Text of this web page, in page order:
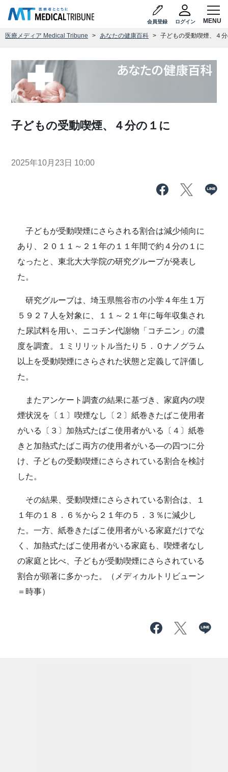
会員登録 ログイン
医療メディア Medical Tribune あなたの健康百科 子どもの受動喫煙、４
子どもの受動喫煙、４分の１に
2025年10月23日 10:00
子どもが受動喫煙にさらされる割合は減少傾向に
あり、２０１１～２１年の１１年間で約４分の１に
なったと、東北大大学院の研究グループが発表し
た。
研究グループは、埼玉県熊谷市の小学４年生１万
５９２７人を対象に、１１～２１年に毎年収集され
た尿試料を用い、ニコチン代謝物「コチニン」の濃
度を調査。１ミリリットル当たり５．０ナノグラム
以上を受動喫煙にさらされた状態と定義して評価し
た。
またアンケート調査の結果に基づき、家庭内の喫
煙状況を〔１〕喫煙なし〔２〕紙巻きたばこ使用者
がいる〔３〕加熱式たばこ使用者がいる〔４〕紙巻
きと加熱式たばこ両方の使用者がいる―の四つに分
け、子どもの受動喫煙にさらされている割合を検討
した。
その結果、受動喫煙にさらされている割合は、１
１年の１８．６％から２１年の５．３％に減少し
た。一方、紙巻きたばこ使用者がいる家庭だけでな
く、加熱式たばこ使用者がいる家庭も、喫煙者なし
の家庭と比べ、子どもが受動喫煙にさらされている
割合が顕著に多かった。（メディカルトリビューン
＝時事）